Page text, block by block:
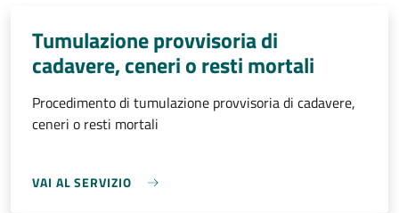
Tumulazione provvisoria di
cadavere, ceneri o resti mortali
Procedimento di tumulazione provvisoria di cadavere,
ceneri o resti mortali
VAI AL SERVIZIO